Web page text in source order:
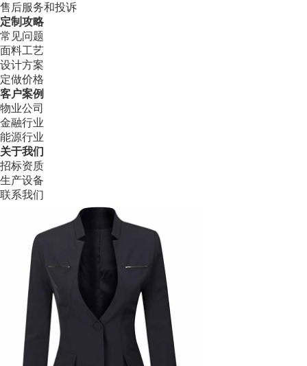
售后服务和投诉
定制攻略
常见问题
面料工艺
设计方案
定做价格
客户案例
物业公司
金融行业
能源行业
关于我们
招标资质
生产设备
联系我们